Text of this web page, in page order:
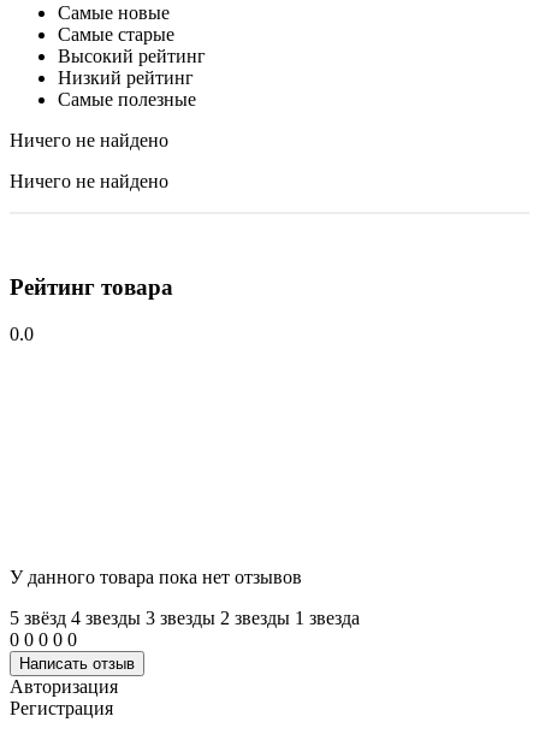
Самые новые
Самые старые
Высокий рейтинг
Низкий рейтинг
Самые полезные
Ничего не найдено
Ничего не найдено
Рейтинг товара
0.0
У данного товара пока нет отзывов
5 звёзд 4 звeзды 3 звeзды 2 звeзды 1 звeзда
0 0 0 0 0
Написать отзыв
Авторизация
Регистрация